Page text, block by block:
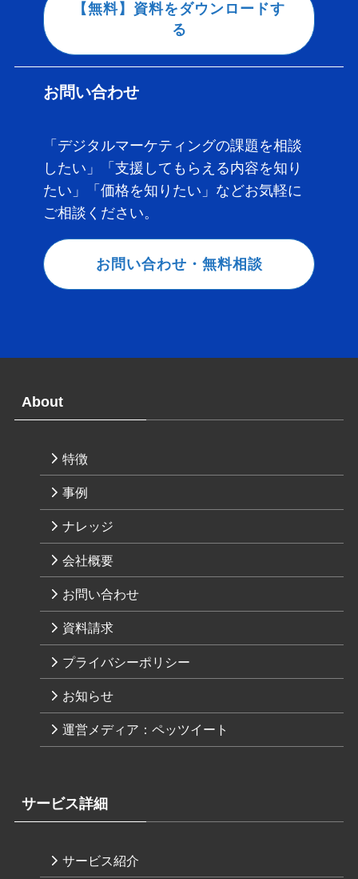
【無料】資料をダウンロードす
る
お問い合わせ
「デジタルマーケティングの課題を相談
したい」「支援してもらえる内容を知り
たい」「価格を知りたい」などお気軽に
ご相談ください。
お問い合わせ・無料相談
About
特徴
事例
ナレッジ
会社概要
お問い合わせ
資料請求
プライバシーポリシー
お知らせ
運営メディア：ペッツイート
サービス詳細
サービス紹介